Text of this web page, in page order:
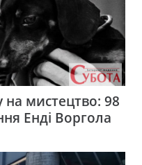
на мистецтво: 98
Енді Воргола